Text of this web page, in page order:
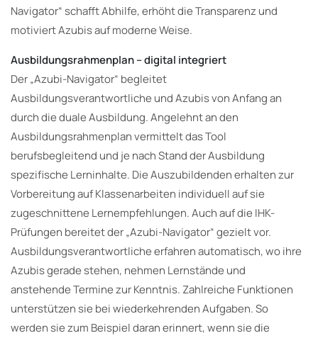
Navigator“ schafft Abhilfe, erhöht die Transparenz und
motiviert Azubis auf moderne Weise.
Ausbildungsrahmenplan – digital integriert
Der „Azubi-Navigator“ begleitet
Ausbildungsverantwortliche und Azubis von Anfang an
durch die duale Ausbildung. Angelehnt an den
Ausbildungsrahmenplan vermittelt das Tool
berufsbegleitend und je nach Stand der Ausbildung
spezifische Lerninhalte. Die Auszubildenden erhalten zur
Vorbereitung auf Klassenarbeiten individuell auf sie
zugeschnittene Lernempfehlungen. Auch auf die IHK-
Prüfungen bereitet der „Azubi-Navigator“ gezielt vor.
Ausbildungsverantwortliche erfahren automatisch, wo ihre
Azubis gerade stehen, nehmen Lernstände und
anstehende Termine zur Kenntnis. Zahlreiche Funktionen
unterstützen sie bei wiederkehrenden Aufgaben. So
werden sie zum Beispiel daran erinnert, wenn sie die